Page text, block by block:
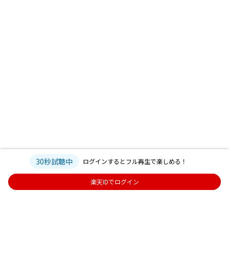
30秒試聴中 ログインするとフル再生で楽しめる！
楽天IDでログイン